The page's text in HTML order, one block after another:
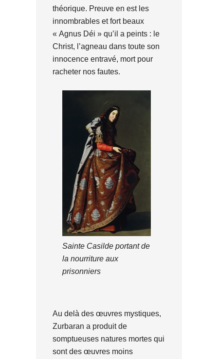
théorique. Preuve en est les
innombrables et fort beaux
« Agnus Déi » qu’il a peints : le
Christ, l’agneau dans toute son
innocence entravé, mort pour
racheter nos fautes.
Sainte Casilde portant de
la nourriture aux
prisonniers
Au delà des œuvres mystiques,
Zurbaran a produit de
somptueuses natures mortes qui
sont des œuvres moins